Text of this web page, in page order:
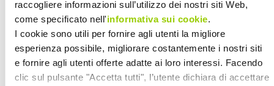
raccogliere informazioni sull’utilizzo dei nostri siti Web,
come specificato nell'informativa sui cookie
I cookie sono utili per fornire agli utenti la migliore
esperienza possibile, migliorare costantemente i nostri siti
e fornire agli utenti offerte adatte ai loro interessi. Facendo
clic sul pulsante "Accetta tutti", l’utente dichiara di accettare
Oltre alla partecipazione alla
camminata che Cadiai offrirà ai soci
interessati, la cooperativa metterà a
disposizione 10 ecografie e 10